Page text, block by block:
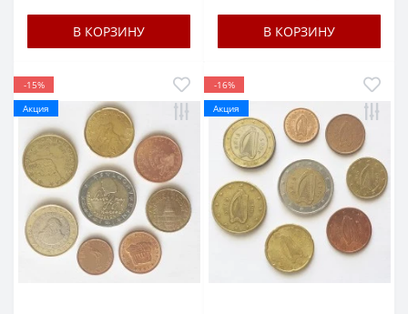
В КОРЗИНУ В КОРЗИНУ
-15%
Акция
-16%
Акция